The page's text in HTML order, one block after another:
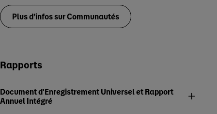
Plus d’infos sur Communautés
Rapports
Document d'Enregistrement Universel et Rapport
Annuel Intégré